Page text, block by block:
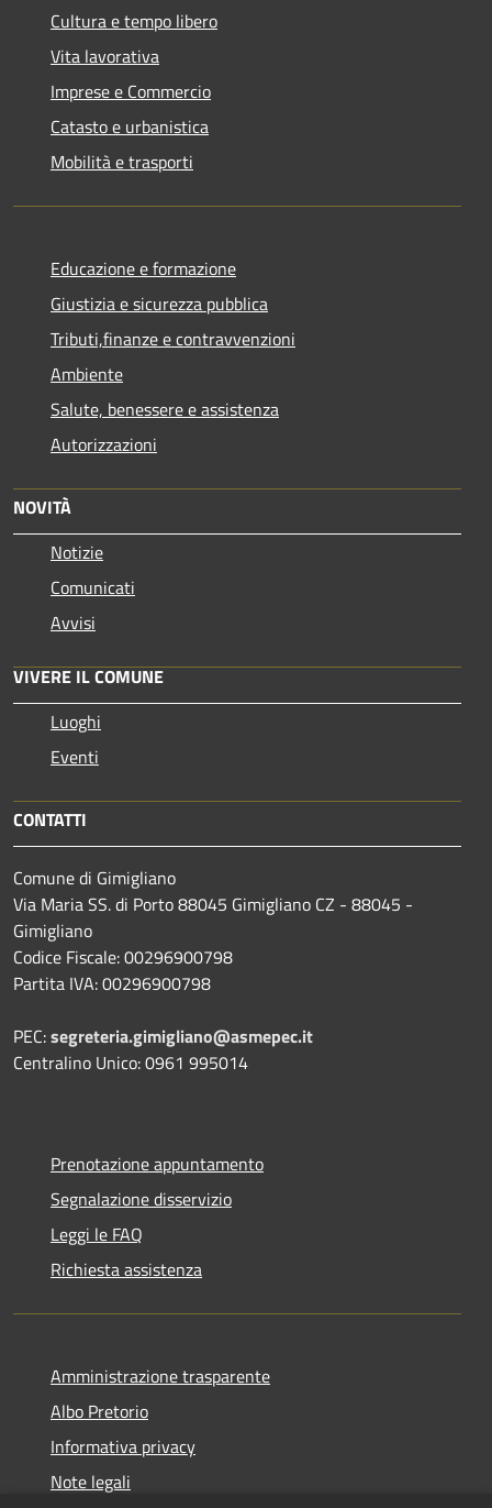
Cultura e tempo libero
Vita lavorativa
Imprese e Commercio
Catasto e urbanistica
Mobilità e trasporti
Educazione e formazione
Giustizia e sicurezza pubblica
Tributi,finanze e contravvenzioni
Ambiente
Salute, benessere e assistenza
Autorizzazioni
NOVITÀ
Notizie
Comunicati
Avvisi
VIVERE IL COMUNE
Luoghi
Eventi
CONTATTI
Comune di Gimigliano
Via Maria SS. di Porto 88045 Gimigliano CZ - 88045 -
Gimigliano
Codice Fiscale: 00296900798
Partita IVA: 00296900798
PEC:segreteria.gimigliano@asmepec.it
Centralino Unico: 0961 995014
Prenotazione appuntamento
Segnalazione disservizio
Leggi le FAQ
Richiesta assistenza
Amministrazione trasparente
Albo Pretorio
Informativa privacy
Note legali